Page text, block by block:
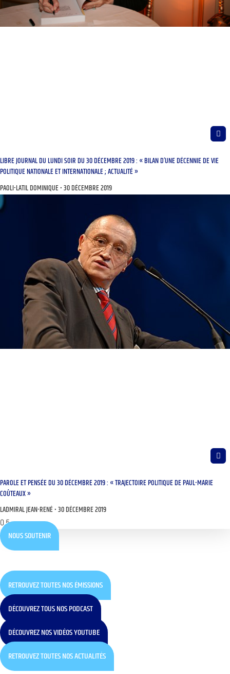
LIBRE JOURNAL DU LUNDI SOIR DU 30 DÉCEMBRE 2019 : « BILAN D’UNE DÉCENNIE DE VIE
POLITIQUE NATIONALE ET INTERNATIONALE ; ACTUALITÉ »
PAOLI-LATIL DOMINIQUE 30 DÉCEMBRE 2019
PAROLE ET PENSÉE DU 30 DÉCEMBRE 2019 : « TRAJECTOIRE POLITIQUE DE PAUL-MARIE
COÛTEAUX »
LADMIRAL JEAN-RENÉ 30 DÉCEMBRE 2019
NOUS SOUTENIR
RETROUVEZ TOUTES NOS ÉMISSIONS
DÉCOUVREZ TOUS NOS PODCAST
DÉCOUVREZ NOS VIDÉOS YOUTUBE
RETROUVEZ TOUTES NOS ACTUALITÉS